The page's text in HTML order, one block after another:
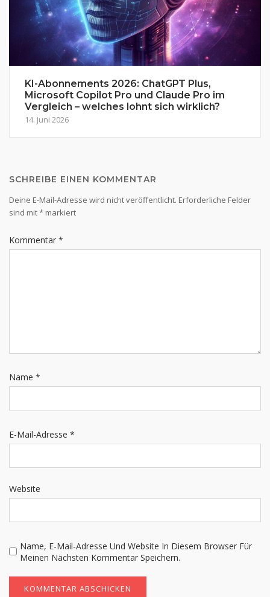
KI-Abonnements 2026: ChatGPT Plus,
Microsoft Copilot Pro und Claude Pro im
Vergleich – welches lohnt sich wirklich?
14. Juni 2026
SCHREIBE EINEN KOMMENTAR
Deine E-Mail-Adresse wird nicht veröffentlicht. Erforderliche Felder
sind mit* markiert
Kommentar *
Name *
E-Mail-Adresse *
Website
Name, E-Mail-Adresse Und Website In Diesem Browser Für
Meinen Nächsten Kommentar Speichern.